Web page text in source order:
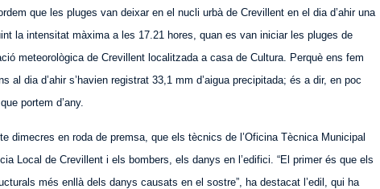
que les pluges van deixar en el nucli urbà de Crevillent en el dia d’ahir una
la intensitat màxima a les 17.21 hores, quan es van iniciar les pluges de
meteorològica de Crevillent localitzada a casa de Cultura. Perquè ens fem
al dia d’ahir s’havien registrat 33,1 mm d’aigua precipitada; és a dir, en poc
portem d’any.
dimecres en roda de premsa, que els tècnics de l’Oficina Tècnica Municipal
Local de Crevillent i els bombers, els danys en l’edifici. “El primer és que els
més enllà dels danys causats en el sostre”, ha destacat l’edil, qui ha